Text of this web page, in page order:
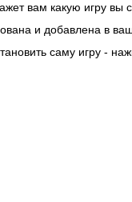
вам какую игру вы
и добавлена в
саму игру -